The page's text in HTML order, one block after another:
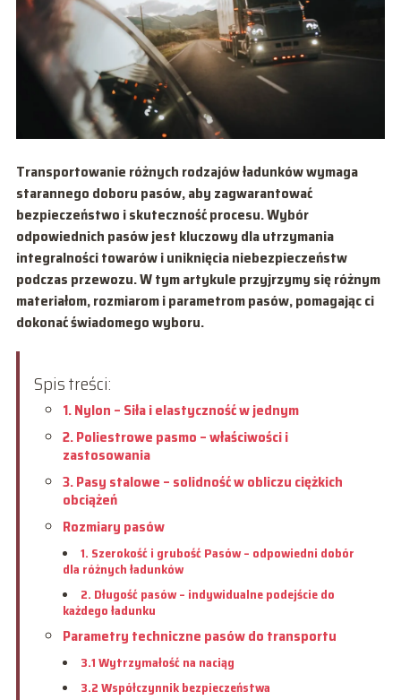
Transportowanie różnych rodzajów ładunków wymaga
starannego doboru pasów, aby zagwarantować
bezpieczeństwo i skuteczność procesu. Wybór
odpowiednich pasów jest kluczowy dla utrzymania
integralności towarów i uniknięcia niebezpieczeństw
podczas przewozu. W tym artykule przyjrzymy się różnym
materiałom, rozmiarom i parametrom pasów, pomagając ci
dokonać świadomego wyboru.
Spis treści:
1. Nylon – Siła i elastyczność w jednym
2. Poliestrowe pasmo – właściwości i
zastosowania
3. Pasy stalowe – solidność w obliczu ciężkich
obciążeń
Rozmiary pasów
1. Szerokość i grubość Pasów – odpowiedni dobór
dla różnych ładunków
2. Długość pasów – indywidualne podejście do
każdego ładunku
Parametry techniczne pasów do transportu
3.1 Wytrzymałość na naciąg
3.2 Współczynnik bezpieczeństwa